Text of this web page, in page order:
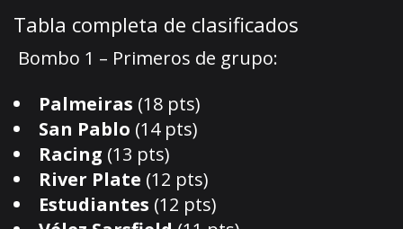
Tabla completa de clasificados
Bombo 1 – Primeros de grupo:
Palmeiras (18 pts)
San Pablo (14 pts)
Racing (13 pts)
River Plate (12 pts)
Estudiantes (12 pts)